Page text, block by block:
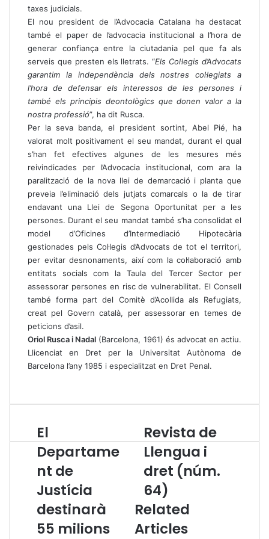
taxes judicials.
El nou president de l’Advocacia Catalana ha destacat
també el paper de l’advocacia institucional a l’hora de
generar confiança entre la ciutadania pel que fa als
serveis que presten els lletrats. “Els Col·legis d’Advocats
garantim la independència dels nostres col·legiats a
l’hora de defensar els interessos de les persones i
també els principis deontològics que donen valor a la
nostra professió”, ha dit Rusca.
Per la seva banda, el president sortint, Abel Pié, ha
valorat molt positivament el seu mandat, durant el qual
s’han fet efectives algunes de les mesures més
reivindicades per l’Advocacia institucional, com ara la
paralització de la nova llei de demarcació i planta que
preveia l’eliminació dels jutjats comarcals o la de tirar
endavant una Llei de Segona Oportunitat per a les
persones. Durant el seu mandat també s’ha consolidat el
model d’Oficines d’Intermediació Hipotecària
gestionades pels Col·legis d’Advocats de tot el territori,
per evitar desnonaments, així com la col·laboració amb
entitats socials com la Taula del Tercer Sector per
assessorar persones en risc de vulnerabilitat. El Consell
també forma part del Comitè d’Acollida als Refugiats,
creat pel Govern català, per assessorar en temes de
peticions d’asil.
Oriol Rusca i Nadal (Barcelona, 1961) és advocat en actiu.
Llicenciat en Dret per la Universitat Autònoma de
Barcelona l’any 1985 i especialitzat en Dret Penal.
E
l
D
e
a
r
t
a
El
Departame
nt de
Justícia
destinarà
55 milions
R
e
v
i
t
a
d
e
Revista de
Llengua i
dret (núm.
64)
Related
Articles